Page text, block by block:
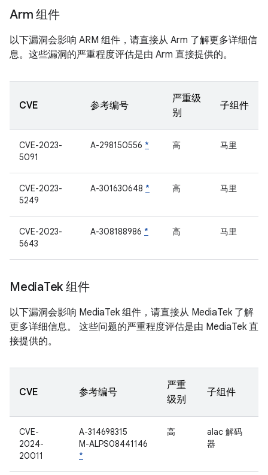
Arm 组件
以下漏洞会影响 ARM 组件，请直接从 Arm 了解更多详细信
息。这些漏洞的严重程度评估是由 Arm 直接提供的。
CVE 参考编号
严重级
别
子组件
CVE-2023-
5091
A-298150556 * 高 马里
CVE-2023-
5249
A-301630648 * 高 马里
CVE-2023-
5643
A-308188986 * 高 马里
MediaTek 组件
以下漏洞会影响 MediaTek 组件，请直接从 MediaTek 了解
更多详细信息。 这些问题的严重程度评估是由 MediaTek 直
接提供的。
CVE 参考编号
严重
级别
子组件
CVE-
2024-
20011
A-314698315
M-ALPS08441146
*
高
alac 解码
器